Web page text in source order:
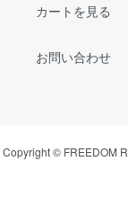
カートを見る
お問い合わせ
Copyright © FREEDOM